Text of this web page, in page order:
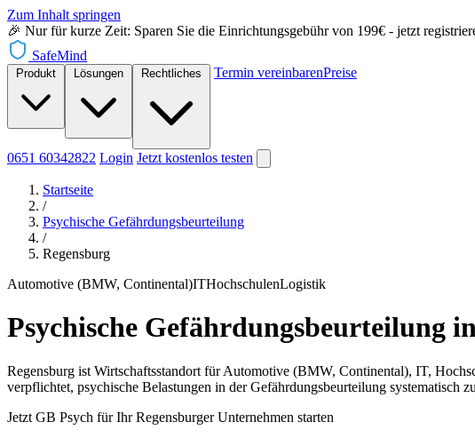
Zum Inhalt springen
🎉 Nur für kurze Zeit: Sparen Sie die Einrichtungsgebühr von 199€ - jetzt
SafeMind
Termin vereinbarenPreise
0651 60342822 Login Jetzt kostenlos testen
Startseite
/
Psychische Gefährdungsbeurteilung
/
Regensburg
Automotive (BMW, Continental)ITHochschulenLogistik
Psychische Gefährdungsbeurteilung
Regensburg ist Wirtschaftsstandort für Automotive (BMW, Continental), IT,
verpflichtet, psychische Belastungen in der Gefährdungsbeurteilung
Jetzt GB Psych für Ihr Regensburger Unternehmen starten